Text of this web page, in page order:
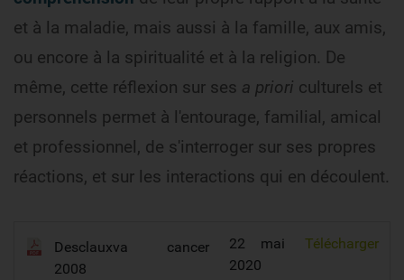
et à la maladie, mais aussi à la famille, aux amis,
ou encore à la spiritualité et à la religion. De
même, cette réflexion sur ses a priori culturels et
personnels permet à l'entourage, familial, amical
et professionnel, de s'interroger sur ses propres
réactions, et sur les interactions qui en découlent.
Desclauxva cancer
2008
22 mai
2020
Télécharger